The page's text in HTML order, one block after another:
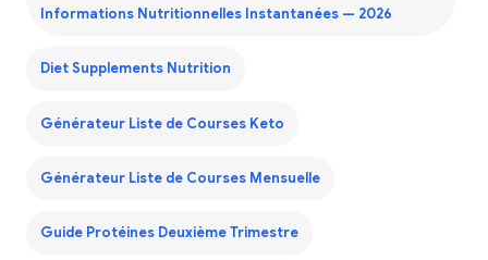
Informations Nutritionnelles Instantanées — 2026
Diet Supplements Nutrition
Générateur Liste de Courses Keto
Générateur Liste de Courses Mensuelle
Guide Protéines Deuxième Trimestre